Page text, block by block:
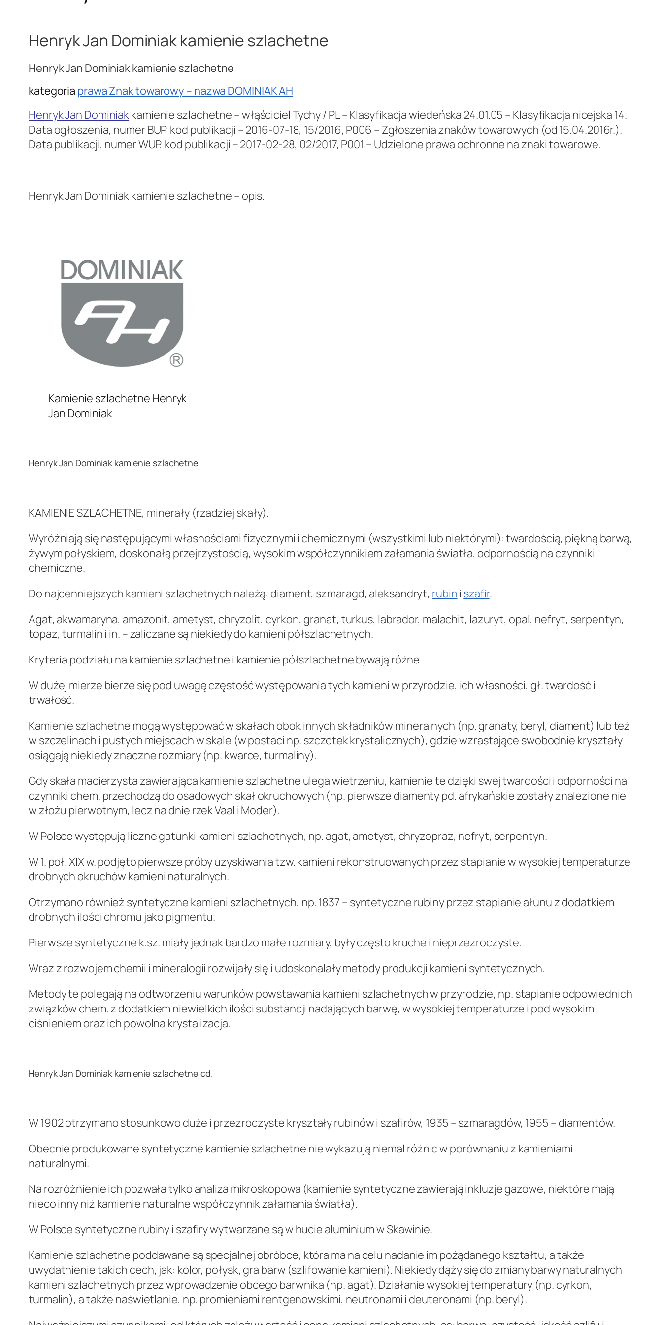
Henryk Jan Dominiak kamienie szlachetne
Henryk Jan Dominiak kamienie szlachetne
kategoria prawa Znak towarowy – nazwa DOMINIAK AH
Henryk Jan Dominiakkamienie szlachetne – włąściciel Tychy / PL – Klasyfikacja wiedeńska 24.01.05 – Klasyfikacja nicejska 14.
Data ogłoszenia, numer BUP, kod publikacji – 2016-07-18, 15/2016, P006 – Zgłoszenia znaków towarowych (od 15.04.2016r.).
Data publikacji, numer WUP, kod publikacji – 2017-02-28, 02/2017, P001 – Udzielone prawa ochronne na znaki towarowe.
Henryk Jan Dominiak kamienie szlachetne – opis.
Kamienie szlachetne Henryk
Jan Dominiak
Henryk Jan Dominiak kamienie szlachetne
KAMIENIE SZLACHETNE, minerały (rzadziej skały).
Wyróżniają się następującymi własnościami fizycznymi i chemicznymi (wszystkimi lub niektórymi): twardością, piękną barwą,
żywym połyskiem, doskonałą przejrzystością, wysokim współczynnikiem załamania światła, odpornością na czynniki
chemiczne.
Do najcenniejszych kamieni szlachetnych należą: diament, szmaragd, aleksandryt, rubini szafir.
Agat, akwamaryna, amazonit, ametyst, chryzolit, cyrkon, granat, turkus, labrador, malachit, lazuryt, opal, nefryt, serpentyn,
topaz, turmalin i in. – zaliczane są niekiedy do kamieni półszlachetnych.
Kryteria podziału na kamienie szlachetne i kamienie półszlachetne bywają różne.
W dużej mierze bierze się pod uwagę częstość występowania tych kamieni w przyrodzie, ich własności, gł. twardość i
trwałość.
Kamienie szlachetne mogą występować w skałach obok innych składników mineralnych (np. granaty, beryl, diament) lub też
w szczelinach i pustych miejscach w skale (w postaci np. szczotek krystalicznych), gdzie wzrastające swobodnie kryształy
osiągają niekiedy znaczne rozmiary (np. kwarce, turmaliny).
Gdy skała macierzysta zawierająca kamienie szlachetne ulega wietrzeniu, kamienie te dzięki swej twardości i odporności na
czynniki chem. przechodzą do osadowych skał okruchowych (np. pierwsze diamenty pd. afrykańskie zostały znalezione nie
w złożu pierwotnym, lecz na dnie rzek Vaal i Moder).
W Polsce występują liczne gatunki kamieni szlachetnych, np. agat, ametyst, chryzopraz, nefryt, serpentyn.
W 1. poł. XIX w. podjęto pierwsze próby uzyskiwania tzw. kamieni rekonstruowanych przez stapianie w wysokiej temperaturze
drobnych okruchów kamieni naturalnych.
Otrzymano również syntetyczne kamieni szlachetnych, np. 1837 – syntetyczne rubiny przez stapianie ałunu z dodatkiem
drobnych ilości chromu jako pigmentu.
Pierwsze syntetyczne k.sz. miały jednak bardzo małe rozmiary, były często kruche i nieprzezroczyste.
Wraz z rozwojem chemii i mineralogii rozwijały się i udoskonalały metody produkcji kamieni syntetycznych.
Metody te polegają na odtworzeniu warunków powstawania kamieni szlachetnych w przyrodzie, np. stapianie odpowiednich
związków chem. z dodatkiem niewielkich ilości substancji nadających barwę, w wysokiej temperaturze i pod wysokim
ciśnieniem oraz ich powolna krystalizacja.
Henryk Jan Dominiak kamienie szlachetne cd.
W 1902 otrzymano stosunkowo duże i przezroczyste kryształy rubinów i szafirów, 1935 – szmaragdów, 1955 – diamentów.
Obecnie produkowane syntetyczne kamienie szlachetne nie wykazują niemal różnic w porównaniu z kamieniami
naturalnymi.
Na rozróżnienie ich pozwała tylko analiza mikroskopowa (kamienie syntetyczne zawierają inkluzje gazowe, niektóre mają
nieco inny niż kamienie naturalne współczynnik załamania światła).
W Polsce syntetyczne rubiny i szafiry wytwarzane są w hucie aluminium w Skawinie.
Kamienie szlachetne poddawane są specjalnej obróbce, która ma na celu nadanie im pożądanego kształtu, a także
uwydatnienie takich cech, jak: kolor, połysk, gra barw (szlifowanie kamieni). Niekiedy dąży się do zmiany barwy naturalnych
kamieni szlachetnych przez wprowadzenie obcego barwnika (np. agat). Działanie wysokiej temperatury (np. cyrkon,
turmalin), a także naświetlanie, np. promieniami rentgenowskimi, neutronami i deuteronami (np. beryl).